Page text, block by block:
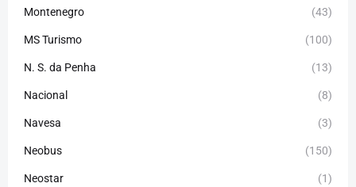
Montenegro (43)
MS Turismo (100)
N. S. da Penha (13)
Nacional (8)
Navesa (3)
Neobus (150)
Neostar (1)